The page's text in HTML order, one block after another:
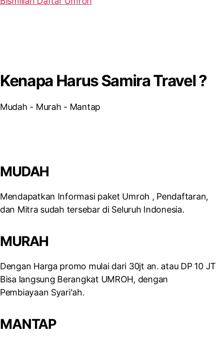
Kenapa Harus Samira Travel ?
Mudah - Murah - Mantap
MUDAH
Mendapatkan Informasi paket Umroh , Pendaftaran,
dan Mitra sudah tersebar di Seluruh Indonesia.​
MURAH
Dengan Harga promo mulai dari 30jt an. atau DP 10 JT
Bisa langsung Berangkat UMROH, dengan
Pembiayaan Syari'ah.
MANTAP